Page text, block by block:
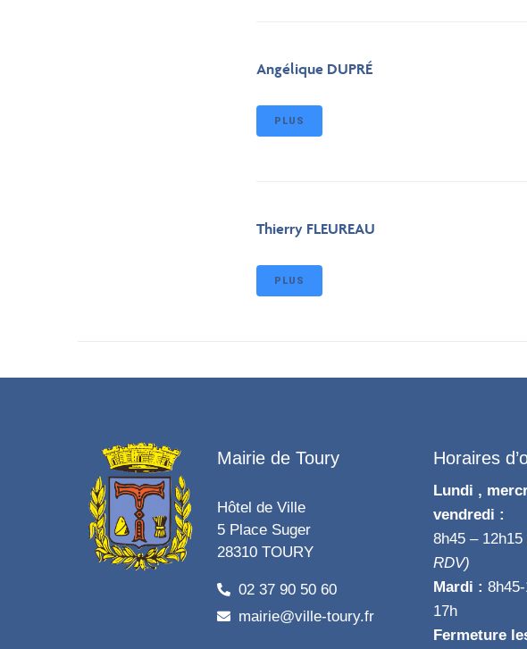
Angélique DUPRÉ
PLUS
Thierry FLEUREAU
PLUS
Mairie de Toury
Hôtel de Ville
5 Place Suger
28310 TOURY
02 37 90 50 60
mairie@ville-toury.fr
Horaires
Lundi ,
vendredi :
8h45 – 12h15
RDV)
Mardi :
17h
Fermeture